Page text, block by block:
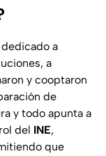
dedicado a
a
y cooptaron
de
y todo apunta a
del INE,
que